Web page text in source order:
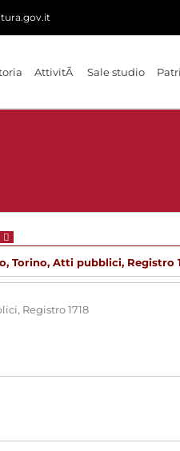
AttivitÃ Sale studio
Torino, Atti pubblici, Registro
Registro 1718